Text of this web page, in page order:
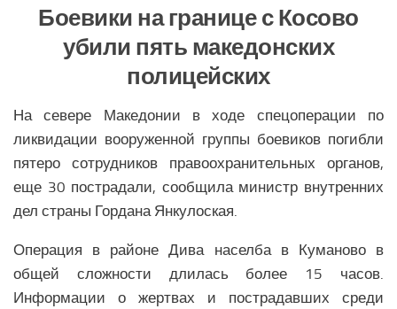
Боевики на границе с Косово
убили пять македонских
полицейских
На севере Македонии в ходе спецоперации по
ликвидации вооруженной группы боевиков погибли
пятеро сотрудников правоохранительных органов,
еще 30 пострадали, сообщила министр внутренних
дел страны Гордана Янкулоская.
Операция в районе Дива населба в Куманово в
общей сложности длилась более 15 часов.
Информации о жертвах и пострадавших среди